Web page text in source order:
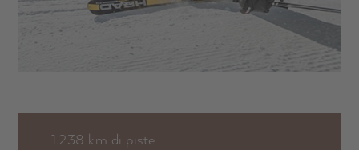
1.238 km di piste